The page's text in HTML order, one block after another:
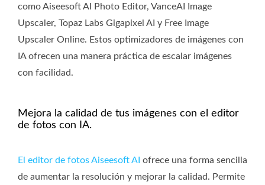
como Aiseesoft AI Photo Editor, VanceAI Image
Upscaler, Topaz Labs Gigapixel AI y Free Image
Upscaler Online. Estos optimizadores de imágenes con
IA ofrecen una manera práctica de escalar imágenes
con facilidad.
Mejora la calidad de tus imágenes con el editor
de fotos con IA.
El editor de fotos Aiseesoft AI ofrece una forma sencilla
de aumentar la resolución y mejorar la calidad. Permite